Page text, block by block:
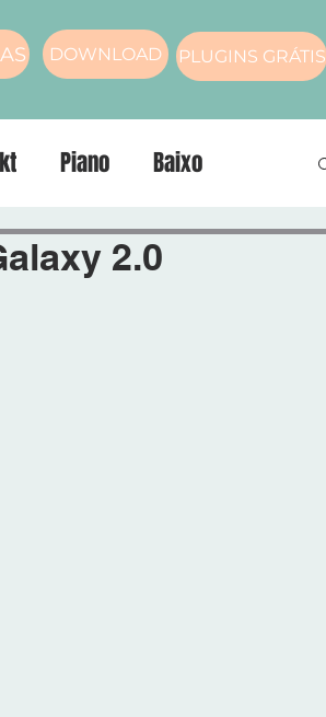
DOWNLOAD PLUGINS GRÁTIS
Piano Baixo
Masterização
2.0